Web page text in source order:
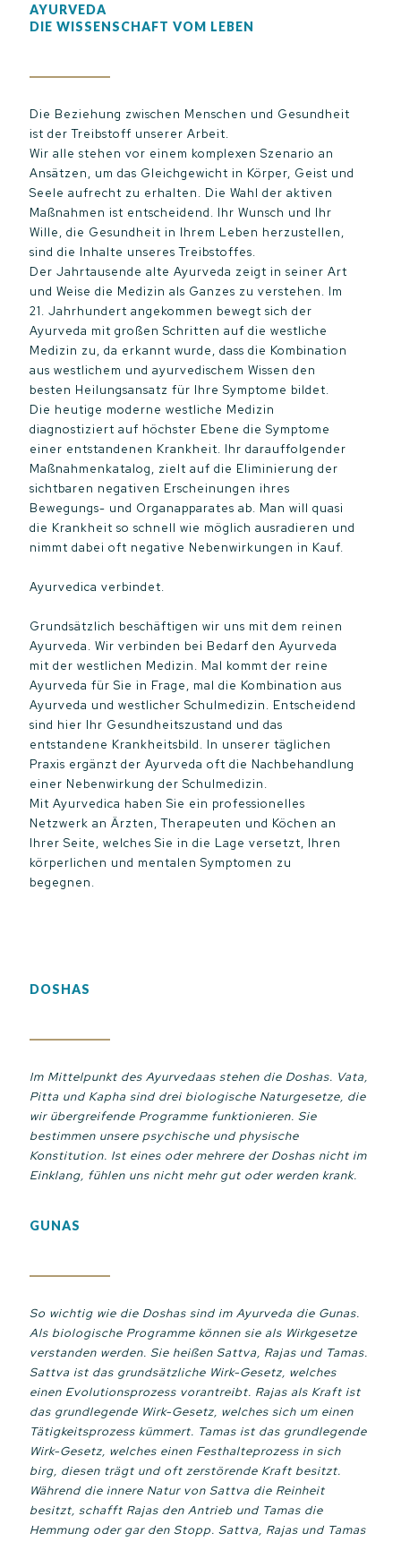
AYURVEDA
DIE WISSENSCHAFT VOM LEBEN
Die Beziehung zwischen Menschen und Gesundheit
ist der Treibstoff unserer Arbeit.
Wir alle stehen vor einem komplexen Szenario an
Ansätzen, um das Gleichgewicht in Körper, Geist und
Seele aufrecht zu erhalten. Die Wahl der aktiven
Maßnahmen ist entscheidend. Ihr Wunsch und Ihr
Wille, die Gesundheit in Ihrem Leben herzustellen,
sind die Inhalte unseres Treibstoffes.
Der Jahrtausende alte Ayurveda zeigt in seiner Art
und Weise die Medizin als Ganzes zu verstehen. Im
21. Jahrhundert angekommen bewegt sich der
Ayurveda mit großen Schritten auf die westliche
Medizin zu, da erkannt wurde, dass die Kombination
aus westlichem und ayurvedischem Wissen den
besten Heilungsansatz für Ihre Symptome bildet.
Die heutige moderne westliche Medizin
diagnostiziert auf höchster Ebene die Symptome
einer entstandenen Krankheit. Ihr darauffolgender
Maßnahmenkatalog, zielt auf die Eliminierung der
sichtbaren negativen Erscheinungen ihres
Bewegungs- und Organapparates ab. Man will quasi
die Krankheit so schnell wie möglich ausradieren und
nimmt dabei oft negative Nebenwirkungen in Kauf.
Ayurvedica verbindet.
Grundsätzlich beschäftigen wir uns mit dem reinen
Ayurveda. Wir verbinden bei Bedarf den Ayurveda
mit der westlichen Medizin. Mal kommt der reine
Ayurveda für Sie in Frage, mal die Kombination aus
Ayurveda und westlicher Schulmedizin. Entscheidend
sind hier Ihr Gesundheitszustand und das
entstandene Krankheitsbild. In unserer täglichen
Praxis ergänzt der Ayurveda oft die Nachbehandlung
einer Nebenwirkung der Schulmedizin.
Mit Ayurvedica haben Sie ein professionelles
Netzwerk an Ärzten, Therapeuten und Köchen an
Ihrer Seite, welches Sie in die Lage versetzt, Ihren
körperlichen und mentalen Symptomen zu
begegnen.
DOSHAS
Im Mittelpunkt des Ayurvedaas stehen die Doshas. Vata,
Pitta und Kapha sind drei biologische Naturgesetze, die
wir übergreifende Programme funktionieren. Sie
bestimmen unsere psychische und physische
Konstitution. Ist eines oder mehrere der Doshas nicht im
Einklang, fühlen uns nicht mehr gut oder werden krank.
GUNAS
So wichtig wie die Doshas sind im Ayurveda die Gunas.
Als biologische Programme können sie als Wirkgesetze
verstanden werden. Sie heißen Sattva, Rajas und Tamas.
Sattva ist das grundsätzliche Wirk-Gesetz, welches
einen Evolutionsprozess vorantreibt. Rajas als Kraft ist
das grundlegende Wirk-Gesetz, welches sich um einen
Tätigkeitsprozess kümmert. Tamas ist das grundlegende
Wirk-Gesetz, welches einen Festhalteprozess in sich
birg, diesen trägt und oft zerstörende Kraft besitzt.
Während die innere Natur von Sattva die Reinheit
besitzt, schafft Rajas den Antrieb und Tamas die
Hemmung oder gar den Stopp. Sattva, Rajas und Tamas